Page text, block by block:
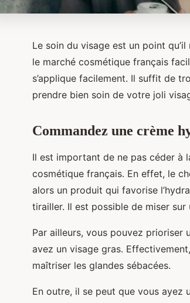
Le soin du visage est un point
le marché cosmétique français
s’applique facilement. Il suffit de
prendre bien soin de votre joli
Commandez une crème
Il est important de ne pas céder à
cosmétique français. En effet, le
alors un produit qui favorise
tirailler. Il est possible de miser
Par ailleurs, vous pouvez prioriser
avez un visage gras.
maîtriser les glandes sébacées.
En outre, il se peut que vous ayez